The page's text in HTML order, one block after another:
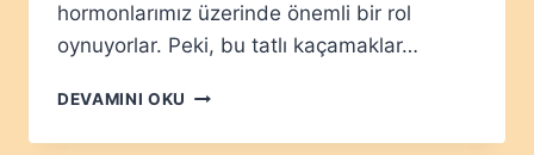
hormonlarımız üzerinde önemli bir rol
oynuyorlar. Peki, bu tatlı kaçamaklar…
DEVAMINI OKU TATLI
HORMONLARIMIZI